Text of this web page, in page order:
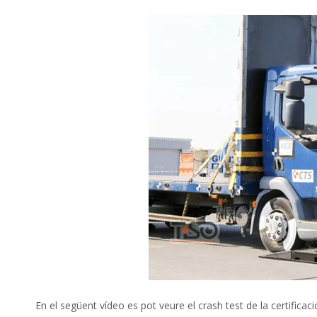
En el següent vídeo es pot veure el crash test de la